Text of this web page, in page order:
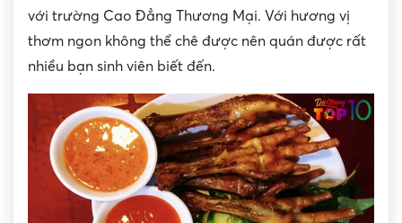
với trường Cao Đẳng Thương Mại. Với hương vị
thơm ngon không thể chê được nên quán được rất
nhiều bạn sinh viên biết đến.